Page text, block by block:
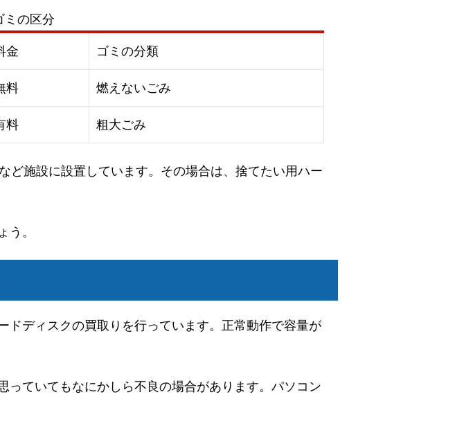
ミの区分
金 ゴミの分類
料 燃えないごみ
料 粗大ごみ
ど施設に設置しています。その場合は、捨てたい用ハー
う。
ドディスクの買取りを行っています。正常動作で容量が
ていてもなにかしら不良の場合があります。パソコン